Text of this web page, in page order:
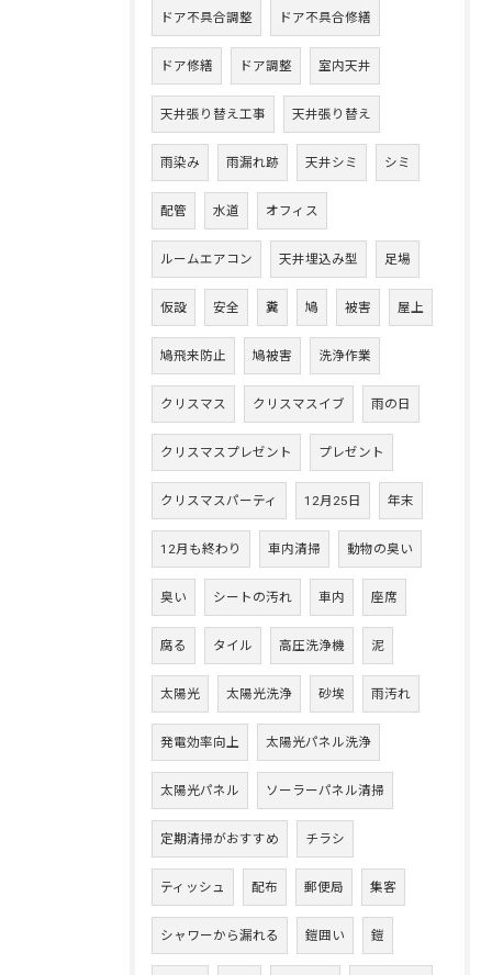
ドア不具合調整 ドア不具合修繕
ドア修繕 ドア調整 室内天井
天井張り替え工事 天井張り替え
雨染み 雨漏れ跡 天井シミ シミ
配管 水道 オフィス
ルームエアコン 天井埋込み型 足場
仮設 安全 糞 鳩 被害 屋上
鳩飛来防止 鳩被害 洗浄作業
クリスマス クリスマスイブ 雨の日
クリスマスプレゼント プレゼント
クリスマスパーティ 12月25日 年末
12月も終わり 車内清掃 動物の臭い
臭い シートの汚れ 車内 座席
腐る タイル 高圧洗浄機 泥
太陽光 太陽光洗浄 砂埃 雨汚れ
発電効率向上 太陽光パネル洗浄
太陽光パネル ソーラーパネル清掃
定期清掃がおすすめ チラシ
ティッシュ 配布 郵便局 集客
シャワーから漏れる 鎧囲い 鎧